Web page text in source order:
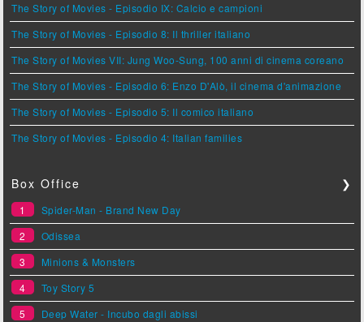
The Story of Movies - Episodio IX: Calcio e campioni
The Story of Movies - Episodio 8: Il thriller italiano
The Story of Movies VII: Jung Woo-Sung, 100 anni di cinema coreano
The Story of Movies - Episodio 6: Enzo D'Alò, il cinema d'animazione
The Story of Movies - Episodio 5: Il comico italiano
The Story of Movies - Episodio 4: Italian families
Box Office ❯
1
Spider-Man - Brand New Day
2
Odissea
3
Minions & Monsters
4
Toy Story 5
5
Deep Water - Incubo dagli abissi